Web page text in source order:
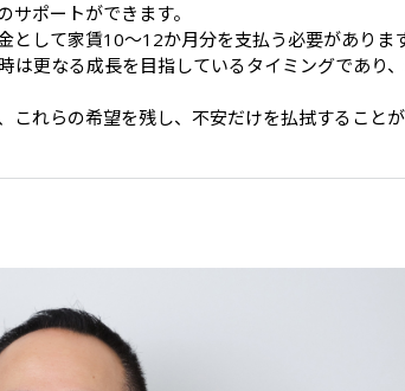
ポートができます。
して家賃10〜12か月分を支払う必要があります
は更なる成長を目指しているタイミングであり
れらの希望を残し、不安だけを払拭することが